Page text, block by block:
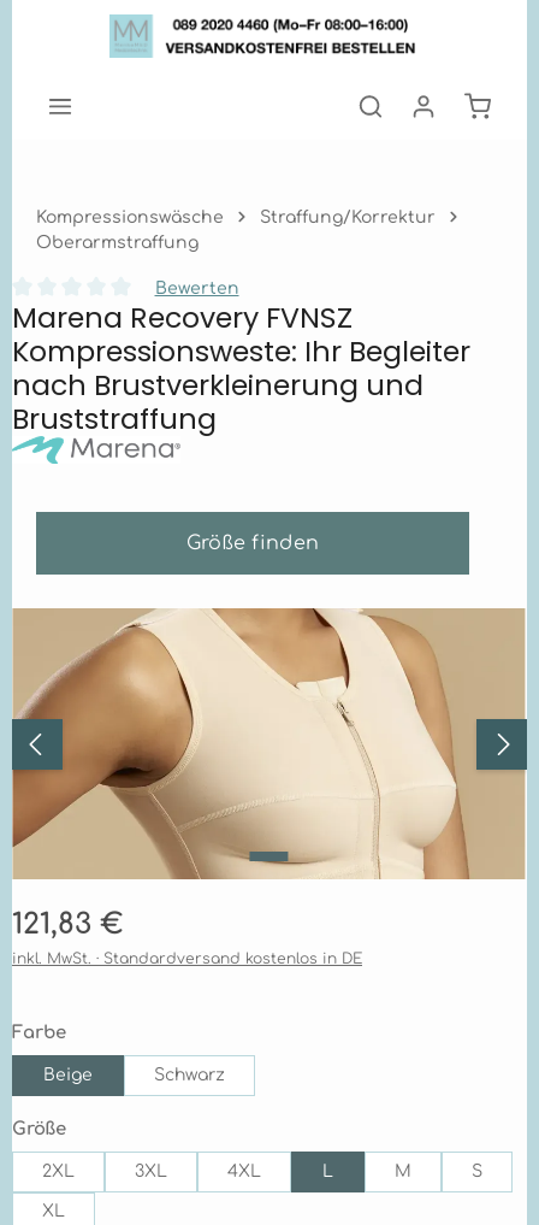
Zum Hauptinhalt springen
Kompressionswäsche
Straffung/Korrektur
Oberarmstraffung
Durchschnittliche Bewertung von 0 von 5 Sternen
Bewerten
Marena Recovery FVNSZ
Kompressionsweste: Ihr Begleiter
nach Brustverkleinerung und
Bruststraffung
Größe finden
Bildergalerie überspringen
Regulärer Preis:
121,83 €
inkl. MwSt. · Standardversand kostenlos in DE
Farbeauswählen
Beige Schwarz
Größeauswählen
2XL 3XL 4XL L M S
XL